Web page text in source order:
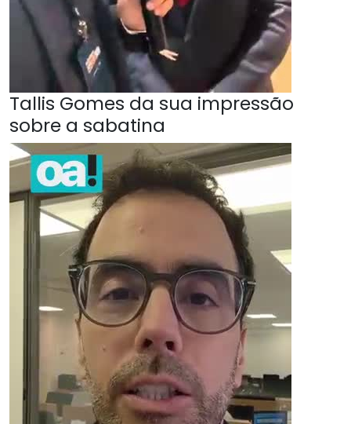
Tallis Gomes da sua impressão
sobre a sabatina